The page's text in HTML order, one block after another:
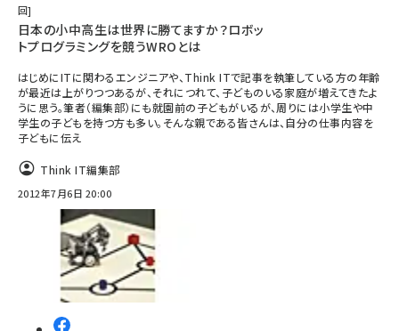
回
日本の小中高生は世界に勝てますか？ロボッ
トプログラミングを競うWROとは
はじめにITに関わるエンジニアや、Think ITで記事を執筆している方の年齢
が最近は上がりつつあるが、それにつれて、子どものいる家庭が増えてきたよ
うに思う。筆者（編集部）にも就園前の子どもがいるが、周りには小学生や中
学生の子どもを持つ方も多い。そんな親である皆さんは、自分の仕事内容を
子どもに伝え
Think IT編集部
2012年7月6日 20:00